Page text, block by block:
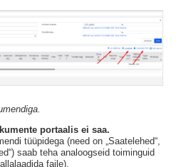
portaalis ei saa.
tüüpidega (need on „Saatelehed“,
saab teha analoogseid toiminguid
faile).